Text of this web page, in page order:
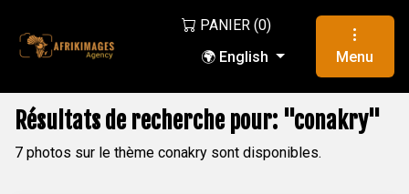
PANIER (0)
🌍 English
Menu
Résultats de recherche pour: "conakry"
7 photos sur le thème conakry sont disponibles.